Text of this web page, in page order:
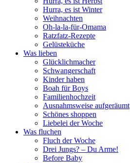
Hurra, es ist Winter
Weihnachten
Oh-la-la-für-Omama
Ratzfatz-Rezepte
Gelüsteküche
Was lieben
Glücklichmacher
Schwangerschaft
Kinder haben
Boah für Boys
Familienhochzeit
Ausnahmsweise aufgeräumt
Schönes shoppen
Liebelei der Woche
Was fluchen
Fluch der Woche
Drei Jungs? – Du Arme!
Before Baby